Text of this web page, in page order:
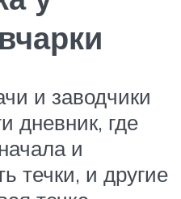
и заводчики
дневник, где
и
течки, и другие